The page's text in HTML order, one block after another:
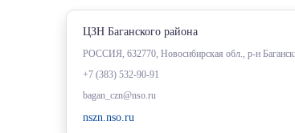
ЦЗН Баганского района
РОССИЯ, 632770, Новосибирская обл., р-н
+7 (383) 532-90-91
bagan_czn@nso.ru
nszn.nso.ru